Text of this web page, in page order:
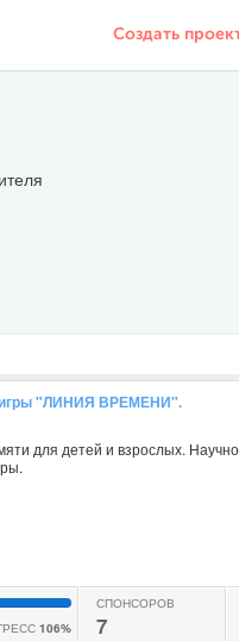
Создать
игры "ЛИНИЯ ВРЕМЕНИ".
для детей и взрослых.
106%
СПОНСОРОВ
7